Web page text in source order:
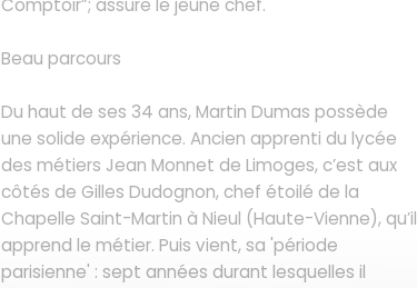
Comptoir”; assure le jeune chef.
Beau parcours
Du haut de ses 34 ans, Martin Dumas possède
une solide expérience. Ancien apprenti du lycée
des métiers Jean Monnet de Limoges, c’est aux
côtés de Gilles Dudognon, chef étoilé de la
Chapelle Saint-Martin à Nieul (Haute-Vienne), qu’il
apprend le métier. Puis vient, sa 'période
parisienne' : sept années durant lesquelles il